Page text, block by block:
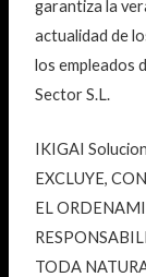
garantiza la
actualidad de
los empleados
Sector S.L.
IKIGAI
EXCLUYE,
EL
TODA